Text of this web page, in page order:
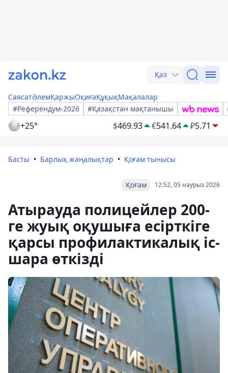
Қаз
СаясатӘлемҚаржыОқиғаҚұқықМақалалар
#Референдум-2026
#Қазақстан мақтанышы
+25° $469.93 €541.64 ₽5.71
Басты Барлық жаңалықтар Қоғам тынысы
12:52, 05 наурыз 2026
Қоғам
Атырауда полицейлер 200-
ге жуық оқушыға есірткіге
қарсы профилактикалық іс-
шара өткізді